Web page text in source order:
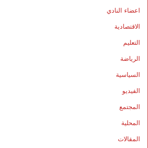
اعضاء النادي
الاقتصادية
التعليم
الرياضة
السياسية
الفيديو
المجتمع
المحلية
المقالات